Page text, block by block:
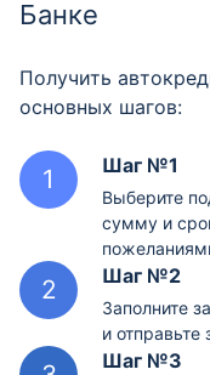
Банке
Получить
основных шагов:
Шаг №1
Выберите
сумму и
Шаг №2
Заполните
и отправьте
Шаг №3